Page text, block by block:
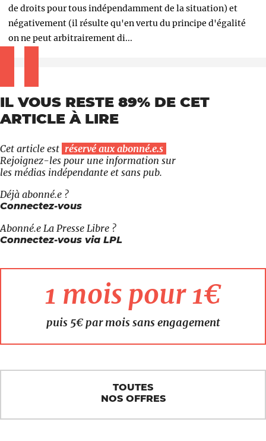
de droits pour tous indépendamment de la situation) et
négativement (il résulte qu'en vertu du principe d'égalité
on ne peut arbitrairement di...
IL VOUS RESTE 89% DE CET
ARTICLE À LIRE
Cet article est réservé aux abonné.e.s
Rejoignez-les pour une information sur
les médias indépendante et sans pub.
Déjà abonné.e ?
Connectez-vous
Abonné.e La Presse Libre ?
Connectez-vous via LPL
1 mois pour 1€
puis 5€ par mois sans engagement
TOUTES
NOS OFFRES